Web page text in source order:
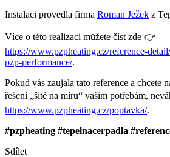
Instalaci provedla firma Roman Ježek z
Více o této realizaci můžete číst zde 👉
https://www.pzpheating.cz/reference-
pzp-performance/.
Pokud vás zaujala tato reference a chcete
řešení „šité na míru“ vašim potřebám,
https://www.pzpheating.cz/poptavka/.
#pzpheating #tepelnacerpadla
Sdílet